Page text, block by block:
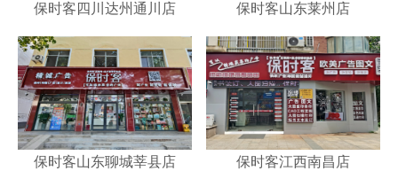
保时客四川达州通川店 保时客山东莱州店
保时客山东聊城莘县店 保时客江西南昌店